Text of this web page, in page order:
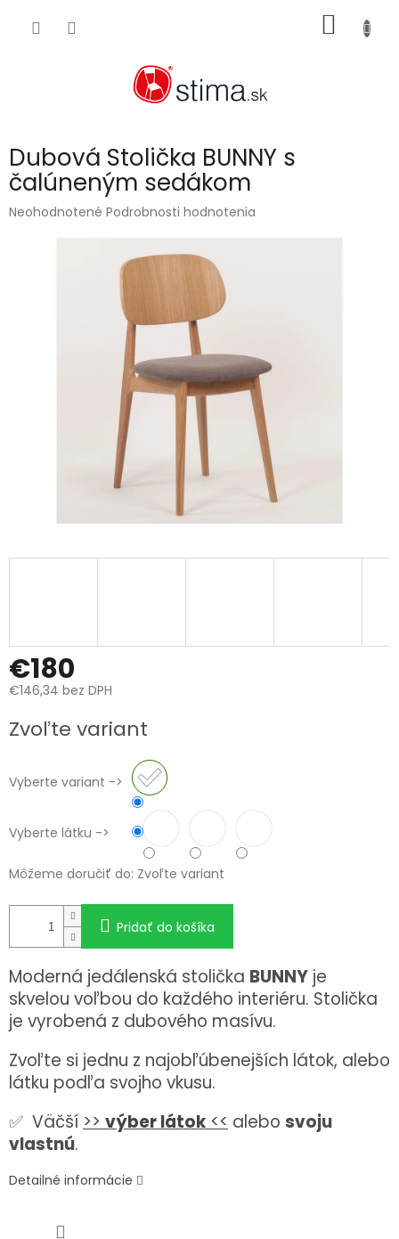
KOŠÍK
Dubová Stolička BUNNY s
čalúneným sedákom
Priemerné
Neohodnotené Podrobnosti hodnotenia
€180
€146,34 bez DPH
cena:
Zvoľte variant
Vyberte variant ->
Vyberte látku ->
Môžeme doručiť do: Zvoľte variant
Pridať do košíka
Moderná jedálenská stolička BUNNY je
skvelou voľbou do každého interiéru. Stolička
je vyrobená z dubového masívu.
Zvoľte si jednu z najobľúbenejších látok, alebo
látku podľa svojho vkusu.
✅ Väčší >> výber látok << alebo svoju
vlastnú.
Detailné informácie